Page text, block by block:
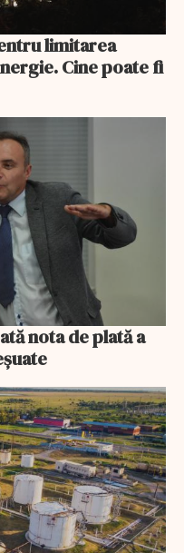
limitarea
Cine poate fi
nota de plată a